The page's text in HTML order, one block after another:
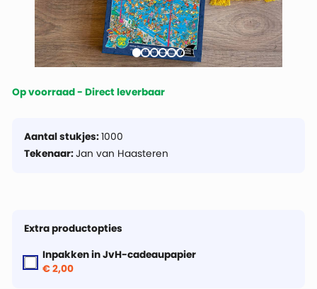
Op voorraad - Direct leverbaar
Aantal stukjes:1000
Tekenaar:Jan van Haasteren
Extra productopties
Inpakken in JvH-cadeaupapier
€ 2,00